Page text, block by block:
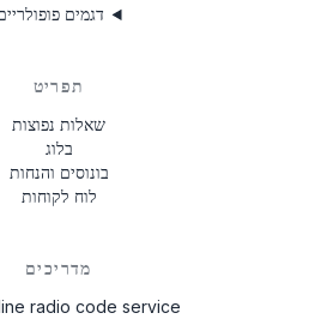
B40911748B
TQN1882123EA
W629
דגמים
תפריט
שאלות נפוצות
בלוג
בונוסים והנחות
לוח לקוחות
מדריכים
radio code service